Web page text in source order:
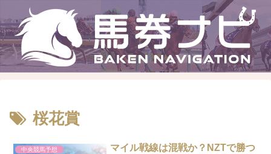
桜花賞
中央競馬予想
マイル戦線は混戦か？NZTで勝つ